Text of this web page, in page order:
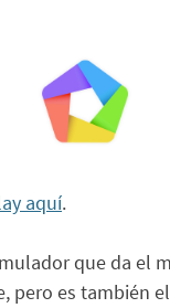
aquí.
que da el
pero es también